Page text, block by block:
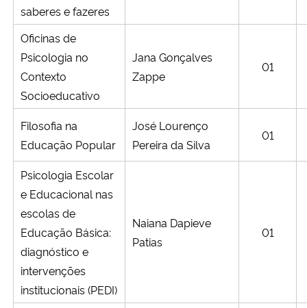
saberes e fazeres
Oficinas de
Psicologia no
Contexto
Socioeducativo
Jana Gonçalves
Zappe
01
Filosofia na
Educação Popular
José Lourenço
Pereira da Silva
01
Psicologia Escolar
e Educacional nas
escolas de
Educação Básica:
diagnóstico e
intervenções
institucionais (PEDI)
Naiana Dapieve
Patias
01